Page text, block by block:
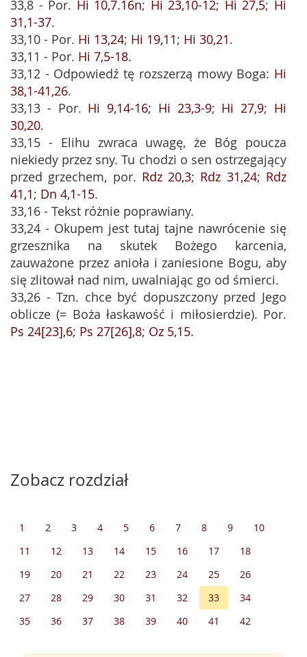
33,8 - Por. Hi 10,7.16n; Hi 23,10-12; Hi 27,5; Hi
31,1-37.
33,10 - Por. Hi 13,24; Hi 19,11; Hi 30,21.
33,11 - Por. Hi 7,5-18.
33,12 - Odpowiedź tę rozszerzą mowy Boga: Hi
38,1-41,26.
33,13 - Por. Hi 9,14-16; Hi 23,3-9; Hi 27,9; Hi
30,20.
33,15 - Elihu zwraca uwagę, że Bóg poucza
niekiedy przez sny. Tu chodzi o sen ostrzegający
przed grzechem, por. Rdz 20,3; Rdz 31,24; Rdz
41,1; Dn 4,1-15.
33,16 - Tekst różnie poprawiany.
33,24 - Okupem jest tutaj tajne nawrócenie się
grzesznika na skutek Bożego karcenia,
zauważone przez anioła i zaniesione Bogu, aby
się zlitował nad nim, uwalniając go od śmierci.
33,26 - Tzn. chce być dopuszczony przed Jego
oblicze (= Boża łaskawość i miłosierdzie). Por.
Ps 24[23],6; Ps 27[26],8; Oz 5,15.
Zobacz rozdział
1 2 3 4 5 6 7 8 9
10
11
12 13 14 15 16 17
18
19
20 21 22 23 24 25
26
27
28 29 30 31 32 33
34
35
36 37 38 39 40 41 42